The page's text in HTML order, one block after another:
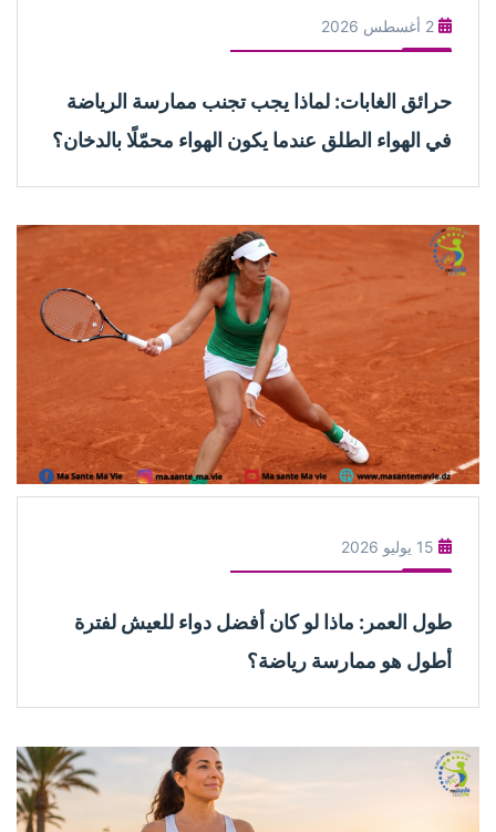
2 أغسطس 2026
حرائق الغابات: لماذا يجب تجنب ممارسة الرياضة
في الهواء الطلق عندما يكون الهواء محمّلًا بالدخان؟
15 يوليو 2026
طول العمر: ماذا لو كان أفضل دواء للعيش لفترة
أطول هو ممارسة رياضة؟